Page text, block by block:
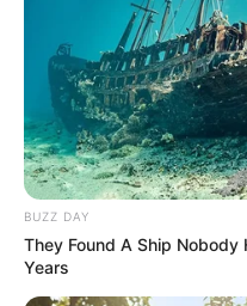
BUZZ DAY
They Found A Ship
Years